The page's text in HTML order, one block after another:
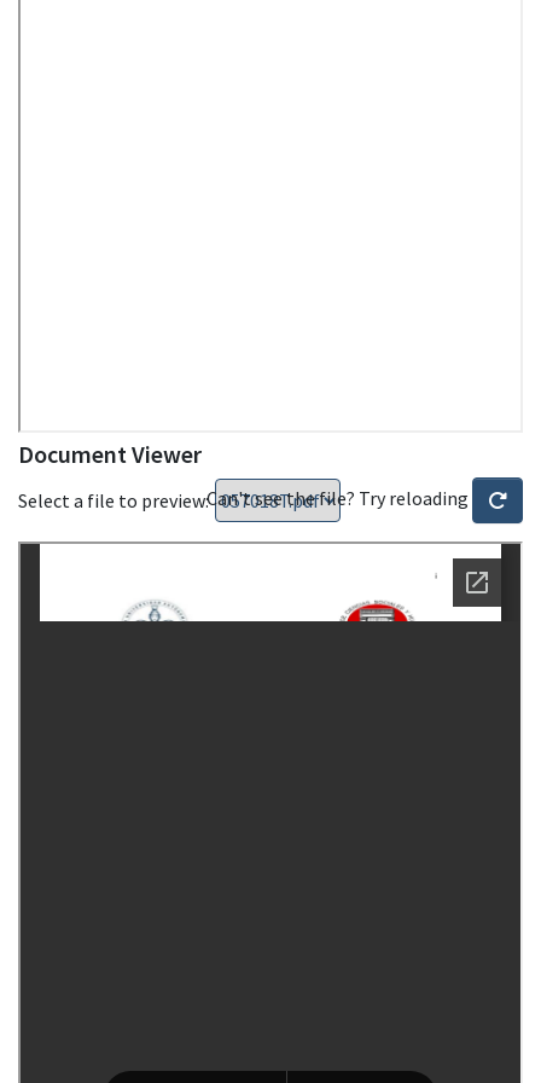
Document Viewer
Select a file to preview:Can't see the file? Try reloading